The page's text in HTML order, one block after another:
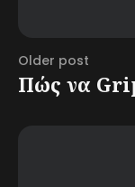
Older post
Πώς να